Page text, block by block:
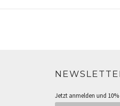
Jetzt anmelden und